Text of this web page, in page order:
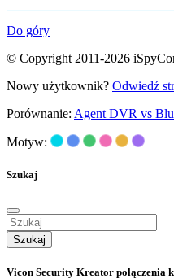
Do góry
© Copyright 2011-2026
Nowy użytkownik? Odwiedź
Porównanie: Agent DVR vs
Motyw:
Szukaj
Szukaj
Vicon Security Kreator połączenia